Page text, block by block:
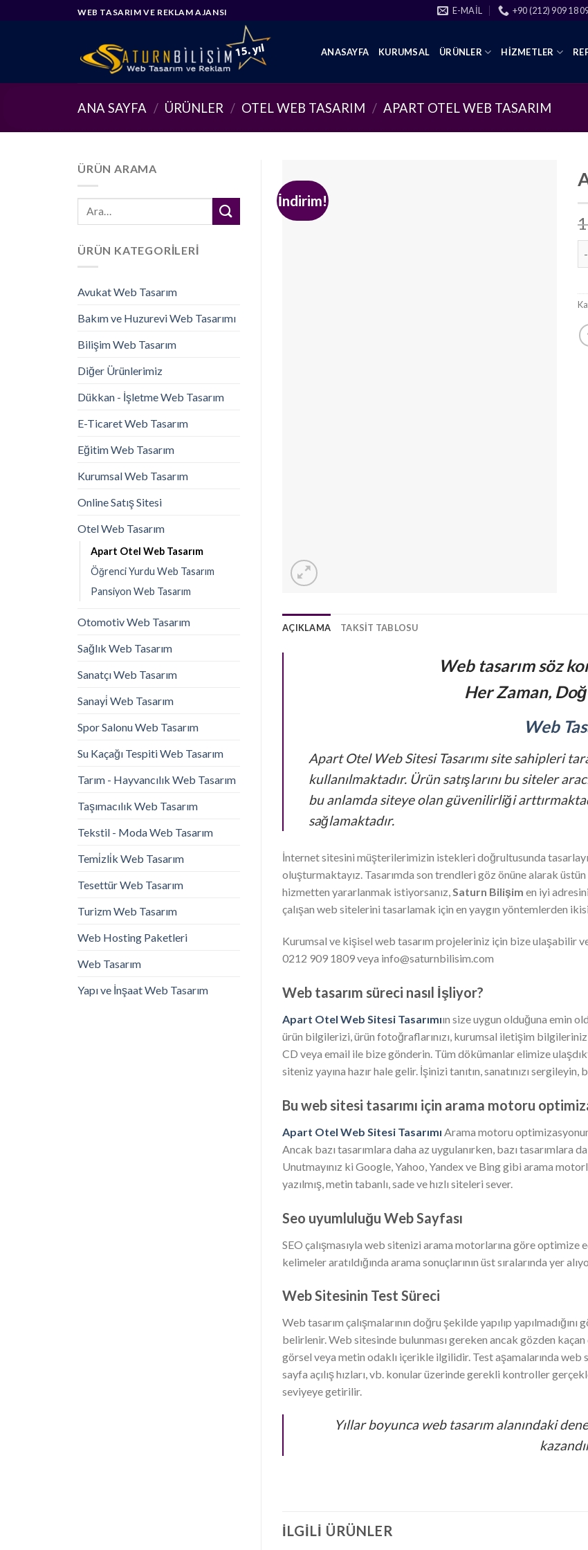
WEB TASARIM VE REKLAM AJANSI E-MAIL +90 (212) 909 18
ANASAYFA KURUMSAL ÜRÜNLER HIZMETLER
ANA SAYFA / ÜRÜNLER / OTEL WEB TASARIM / APART OTEL WEB TASARIM
ÜRÜN ARAMA
Ara:
ÜRÜN KATEGORILERI
Avukat Web Tasarım
Bakım ve Huzurevi Web Tasarımı
Bilişim Web Tasarım
Diğer Ürünlerimiz
Dükkan - İşletme Web Tasarım
E-Ticaret Web Tasarım
Eğitim Web Tasarım
Kurumsal Web Tasarım
Online Satış Sitesi
Otel Web Tasarım
Apart Otel Web Tasarım
Öğrenci Yurdu Web Tasarım
Pansiyon Web Tasarım
Otomotiv Web Tasarım
Sağlık Web Tasarım
Sanatçı Web Tasarım
Sanayi̇ Web Tasarım
Spor Salonu Web Tasarım
Su Kaçağı Tespiti Web Tasarım
Tarım - Hayvancılık Web Tasarım
Taşımacılık Web Tasarım
Tekstil - Moda Web Tasarım
Temi̇zli̇k Web Tasarım
Tesettür Web Tasarım
Turizm Web Tasarım
Web Hosting Paketleri
Web Tasarım
Yapı ve İnşaat Web Tasarım
İndirim!
AÇIKLAMA TAKSIT TABLOSU
Web tasarım söz
Her Zaman,
Web
Apart Otel Web Sitesi Tasarımı site sahipleri
kullanılmaktadır. Ürün satışlarını bu siteler
bu anlamda siteye olan güvenilirliği
sağlamaktadır.
İnternet sitesini müşterilerimizin istekleri doğrultusunda
oluşturmaktayız. Tasarımda son trendleri göz önüne alarak
hizmetten yararlanmak istiyorsanız,Saturn Bilişim en iyi
çalışan web sitelerini tasarlamak için en yaygın yöntemlerden
Kurumsal ve kişisel web tasarım projeleriniz için bize ulaşabilir
0212 909 1809 veya info@saturnbilisim.com
Web tasarım süreci nasıl İşliyor?
Apart Otel Web Sitesi Tasarımıın size uygun olduğuna emin
ürün bilgilerizi, ürün fotoğraflarınızı, kurumsal iletişim
CD veya email ile bize gönderin. Tüm dökümanlar elimize
siteniz yayına hazır hale gelir. İşinizi tanıtın, sanatınızı
Bu web sitesi tasarımı için arama motoru
Apart Otel Web Sitesi Tasarımı Arama motoru
Ancak bazı tasarımlara daha az uygulanırken, bazı tasarımlara
Unutmayınız ki Google, Yahoo, Yandex ve Bing gibi arama
yazılmış, metin tabanlı, sade ve hızlı siteleri sever.
Seo uyumluluğu Web Sayfası
SEO çalışmasıyla web sitenizi arama motorlarına göre
kelimeler aratıldığında arama sonuçlarının üst sıralarında yer
Web Sitesinin Test Süreci
Web tasarım çalışmalarının doğru şekilde yapılıp
belirlenir. Web sitesinde bulunması gereken ancak gözden
görsel veya metin odaklı içerikle ilgilidir. Test aşamalarında
sayfa açılış hızları, vb. konular üzerinde gerekli kontroller
seviyeye getirilir.
Yıllar boyunca web tasarım alanındaki
İLGILI ÜRÜNLER